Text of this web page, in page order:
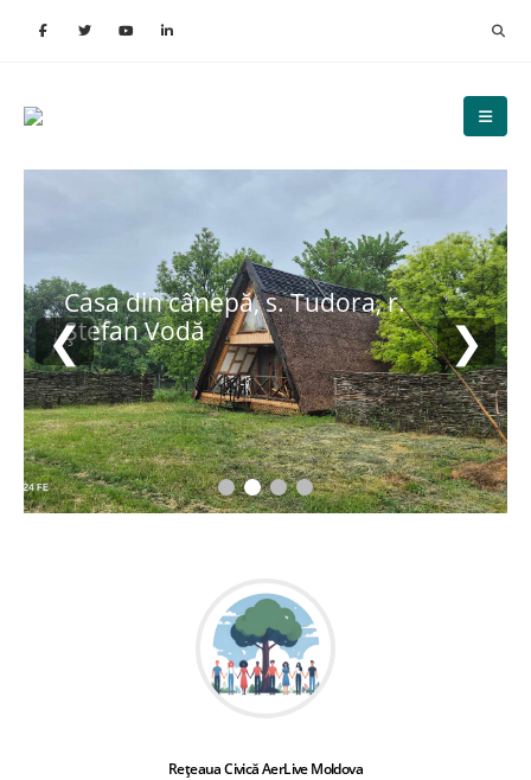
Casa din cânepă, s. Tudora, r.
Ștefan Vodă
❮ ❯
Rețeaua Civică AerLive Moldova